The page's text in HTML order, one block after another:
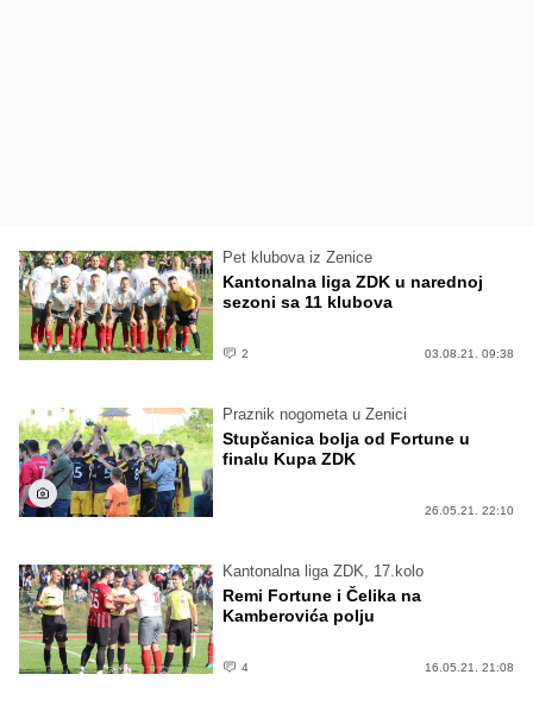
Pet klubova iz Zenice
Kantonalna liga ZDK u narednoj
sezoni sa 11 klubova
2 03.08.21. 09:38
Praznik nogometa u Zenici
Stupčanica bolja od Fortune u
finalu Kupa ZDK
26.05.21. 22:10
Kantonalna liga ZDK, 17.kolo
Remi Fortune i Čelika na
Kamberovića polju
4 16.05.21. 21:08